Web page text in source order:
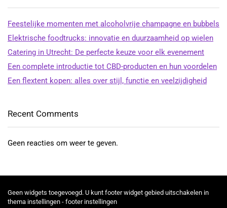
Feestelijke momenten met alcoholvrije champagne en bubbels
Elektrische foodtrucks: innovatie en duurzaamheid op wielen
Catering in Utrecht: De perfecte keuze voor elk evenement
Een complete introductie tot CBD-producten en hun voordelen
Een flextent kopen: alles over stijl, functie en veelzijdigheid
Recent Comments
Geen reacties om weer te geven.
Geen widgets toegevoegd. U kunt footer widget gebied uitschakelen in
thema instellingen - footer instellingen